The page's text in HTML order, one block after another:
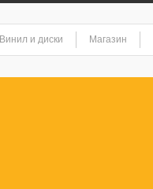
Винил и диски Магазин